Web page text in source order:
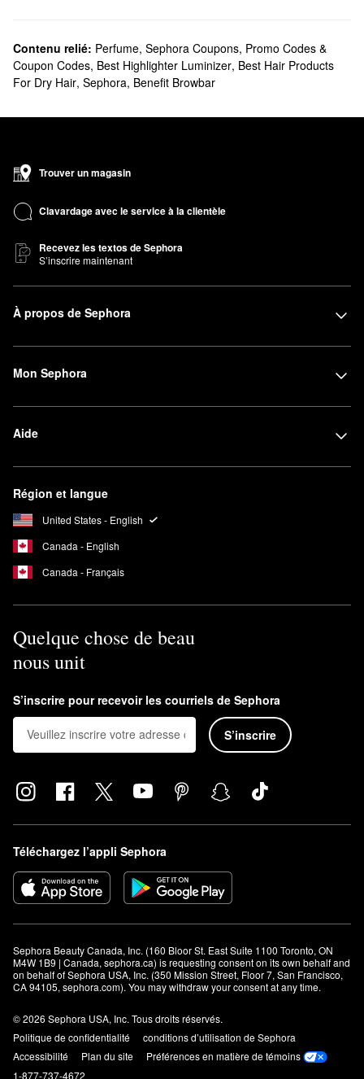
Contenu relié: Perfume, Sephora Coupons, Promo Codes &
Coupon Codes, Best Highlighter Luminizer, Best Hair Products
For Dry Hair, Sephora, Benefit Browbar
Trouver un magasin
Clavardage avec le service à la clientèle
Recevez les textos de Sephora
S’inscrire maintenant
À propos de Sephora
Mon Sephora
Aide
Région et langue
United States - English
Canada - English
Canada - Français
Quelque chose de beau
nous unit
S’inscrire pour recevoir les courriels de Sephora
S’inscrire
Téléchargez l’appli Sephora
Sephora Beauty Canada, Inc. (160 Bloor St. East Suite 1100 Toronto, ON
M4W 1B9 | Canada, sephora.ca) is requesting consent on its own behalf and
on behalf of Sephora USA, Inc. (350 Mission Street, Floor 7, San Francisco,
CA 94105, sephora.com). You may withdraw your consent at any time.
© 2026 Sephora USA, Inc. Tous droits réservés.
Politique de confidentialité
conditions d’utilisation de Sephora
Accessibilité
Plan du site
Préférences en matière de témoins
1-877-737-4672